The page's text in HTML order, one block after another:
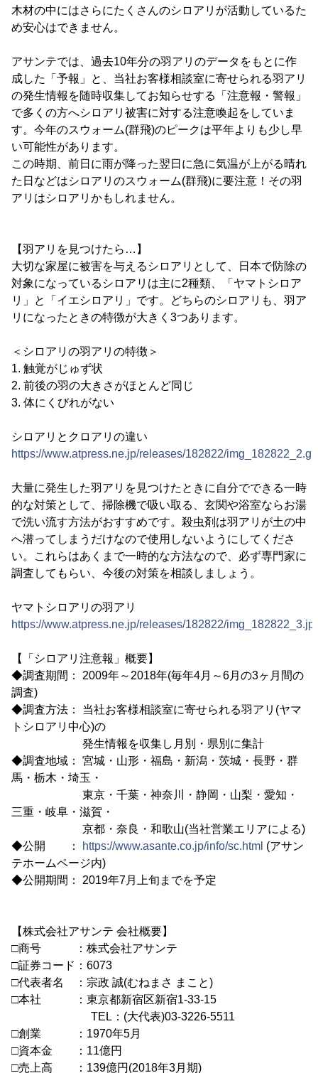
木材の中にはさらにたくさんのシロアリが活動しているた
め安心はできません。
アサンテでは、過去10年分の羽アリのデータをもとに作
成した「予報」と、当社お客様相談室に寄せられる羽アリ
の発生情報を随時収集してお知らせする「注意報・警報」
で多くの方へシロアリ被害に対する注意喚起をしていま
す。今年のスウォーム(群飛)のピークは平年よりも少し早
い可能性があります。
この時期、前日に雨が降った翌日に急に気温が上がる晴れ
た日などはシロアリのスウォーム(群飛)に要注意！その羽
アリはシロアリかもしれません。
【羽アリを見つけたら…】
大切な家屋に被害を与えるシロアリとして、日本で防除の
対象になっているシロアリは主に2種類、「ヤマトシロア
リ」と「イエシロアリ」です。どちらのシロアリも、羽ア
リになったときの特徴が大きく3つあります。
＜シロアリの羽アリの特徴＞
1. 触覚がじゅず状
2. 前後の羽の大きさがほとんど同じ
3. 体にくびれがない
シロアリとクロアリの違い
https://www.atpress.ne.jp/releases/182822/img_182822_2.gif
大量に発生した羽アリを見つけたときに自分でできる一時
的な対策として、掃除機で吸い取る、玄関や浴室ならお湯
で洗い流す方法がおすすめです。殺虫剤は羽アリが土の中
へ潜ってしまうだけなので使用しないようにしてくださ
い。これらはあくまで一時的な方法なので、必ず専門家に
調査してもらい、今後の対策を相談しましょう。
ヤマトシロアリの羽アリ
https://www.atpress.ne.jp/releases/182822/
【「シロアリ注意報」概要】
◆調査期間： 2009年～2018年(毎年4月～6月の3ヶ月間の
調査)
◆調査方法： 当社お客様相談室に寄せられる羽アリ(ヤマ
トシロアリ中心)の
発生情報を収集し月別・県別に集計
◆調査地域： 宮城・山形・福島・新潟・茨城・長野・群
馬・栃木・埼玉・
東京・千葉・神奈川・静岡・山梨・愛知・
三重・岐阜・滋賀・
京都・奈良・和歌山(当社営業エリアによる)
◆公開 ：
https://www.asante.co.jp/info/sc.html (アサン
テホームページ内)
◆公開期間： 2019年7月上旬までを予定
【株式会社アサンテ 会社概要】
□商号 ：株式会社アサンテ
□証券コード：6073
□代表者名 ：宗政 誠(むねまさ まこと)
□本社 ：東京都新宿区新宿1-33-15
TEL：(大代表)03-3226-5511
□創業 ：1970年5月
□資本金 ：11億円
□売上高 ：139億円(2018年3月期)